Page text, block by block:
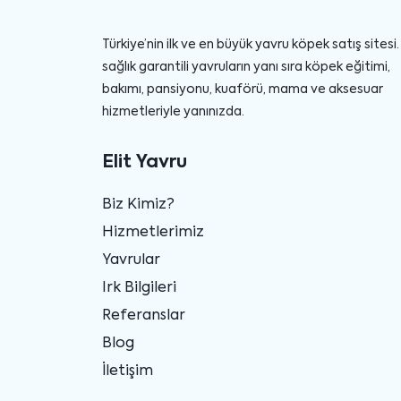
Türkiye’nin ilk ve en büyük yavru köpek satış sitesi.
sağlık garantili yavruların yanı sıra köpek eğitimi,
bakımı, pansiyonu, kuaförü, mama ve aksesuar
hizmetleriyle yanınızda.
Elit Yavru
Biz Kimiz?
Hizmetlerimiz
Yavrular
Irk Bilgileri
Referanslar
Blog
İletişim